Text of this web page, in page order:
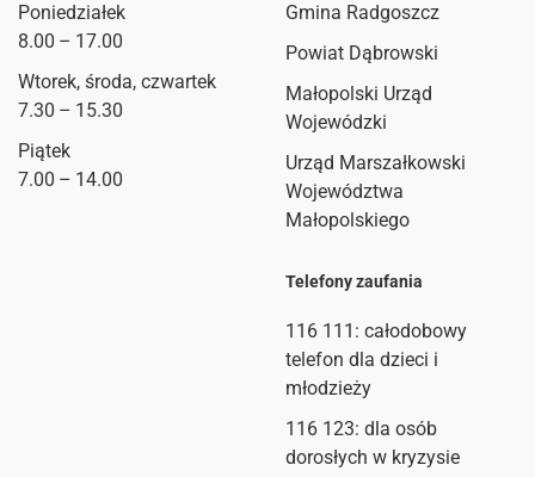
Poniedziałek
8.00 – 17.00
Wtorek, środa, czwartek
7.30 – 15.30
Piątek
7.00 – 14.00
Gmina Radgoszcz
Powiat Dąbrowski
Małopolski Urząd
Wojewódzki
Urząd Marszałkowski
Województwa
Małopolskiego
Telefony zaufania
116 111 : całodobowy
telefon dla dzieci i
młodzieży
116 123: dla osób
dorosłych w kryzysie